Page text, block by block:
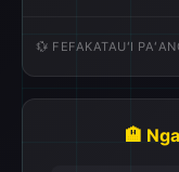
💱 FEFAKATAUʻI
🏨